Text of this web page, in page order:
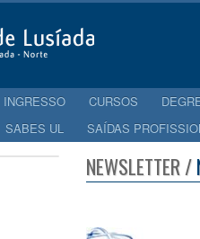
INGRESSO CURSOS
SABES UL SAÍDAS
NEWSLETTER /